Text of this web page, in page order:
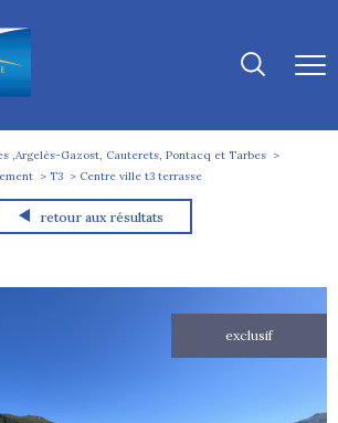
,Argelès-Gazost, Cauterets, Pontacq et Tarbes
T3 Centre ville t3 terrasse
retour aux résultats
exclusif